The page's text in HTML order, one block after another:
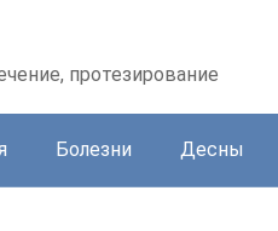
протезирование
Болезни Десны